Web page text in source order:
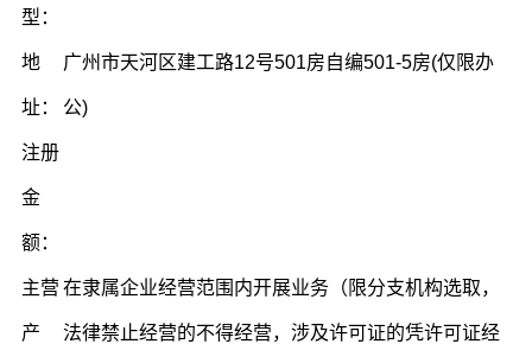
型：
地
址：
广州市天河区建工路12号501房自编501-5房(仅限办
公)
注册
金
额：
主营
产
在隶属企业经营范围内开展业务（限分支机构选取，
法律禁止经营的不得经营，涉及许可证的凭许可证经